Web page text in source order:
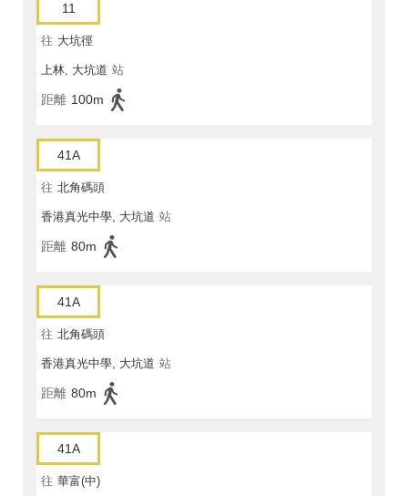
11
往 大坑徑
上林, 大坑道 站
距離 100m
41A
往 北角碼頭
香港真光中學, 大坑道 站
距離 80m
41A
往 北角碼頭
香港真光中學, 大坑道 站
距離 80m
41A
往 華富(中)